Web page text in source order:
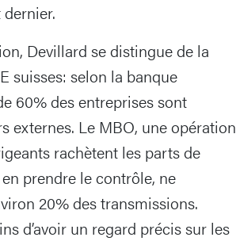
Devillard se distingue de la
suisses: selon la banque
60% des entreprises sont
externes. Le MBO, une opération
rachètent les parts de
prendre le contrôle, ne
20% des transmissions.
d’avoir un regard précis sur les